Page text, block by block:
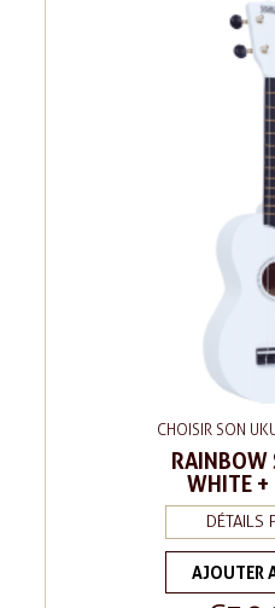
CHOISIR SON
RAINBOW
WHITE +
DÉTAILS
AJOUTER